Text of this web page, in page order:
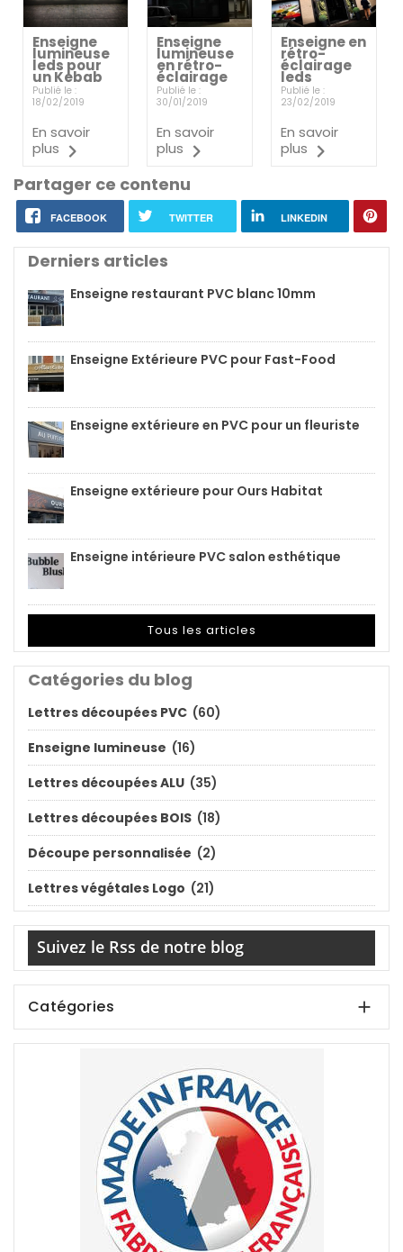
Enseigne
lumineuse
leds pour
un Kebab
Publié le :
18/02/2019
En savoir
plus
Enseigne
lumineuse
en rétro-
éclairage
Publié le :
30/01/2019
En savoir
plus
Enseigne en
rétro-
éclairage
leds
Publié le :
23/02/2019
En savoir
plus
Partager ce contenu
FACEBOOK TWITTER LINKEDIN
Derniers articles
Enseigne restaurant PVC blanc 10mm
Enseigne Extérieure PVC pour Fast-Food
Enseigne extérieure en PVC pour un fleuriste
Enseigne extérieure pour Ours Habitat
Enseigne intérieure PVC salon esthétique
Tous les articles
Catégories du blog
Lettres découpées PVC (60)
Enseigne lumineuse (16)
Lettres découpées ALU (35)
Lettres découpées BOIS (18)
Découpe personnalisée (2)
Lettres végétales Logo (21)
Suivez le Rss de notre blog
Catégories 